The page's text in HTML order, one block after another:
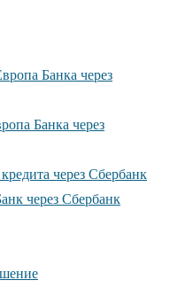
Банка через
Банка через
через Сбербанк
через Сбербанк